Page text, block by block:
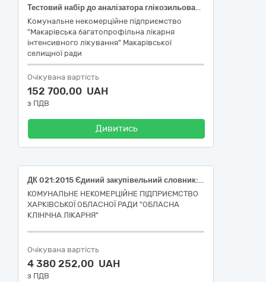
Тестовий набір до аналізатора глікозильованого гемоглобіну Quo-Lab за ДК 021:2015: 33690000-3 Лікарські засоби різні: Quo-Lab A1C Тестовий набір (50 шт), або еквівалент (НК 024:2023: 59090 — Глікозильований гемоглобін (HbA1c) IVD (діагностика in vitro), набір, нефелометричний/ турбідиметричним аналіз) (НК 031:2024 W01010214 – ГЛІКОЗИЛЬОВАНИЙ / ГЛІКОВАНИЙ ГЕМОГЛОБІН (КХ)
Комунальне некомерційне підприємство
"Макарівська багатопрофільна лікарня
інтенсивного лікування" Макарівської
селищної ради
Очікувана вартість
152 700,00 UAH
з ПДВ
Дивитись
ДК 021:2015 Єдиний закупівельний словник: 33600000-6 Фармацевтична продукція (лікарські засоби)
КОМУНАЛЬНЕ НЕКОМЕРЦІЙНЕ ПІДПРИЄМСТВО
ХАРКІВСЬКОЇ ОБЛАСНОЇ РАДИ "ОБЛАСНА
КЛІНІЧНА ЛІКАРНЯ"
Очікувана вартість
4 380 252,00 UAH
з ПДВ